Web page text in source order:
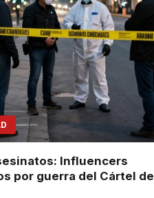
Influencers
por guerra del Cártel de